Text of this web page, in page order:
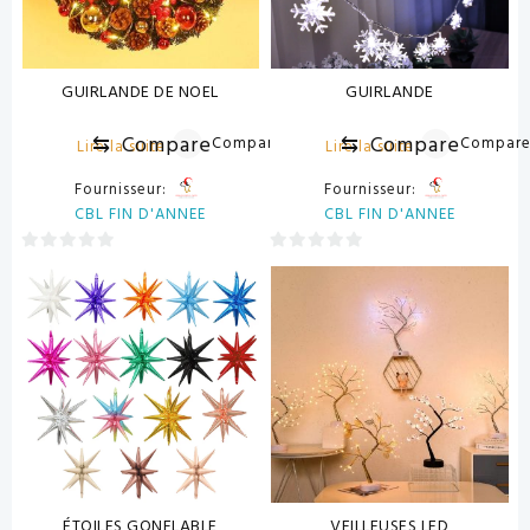
GUIRLANDE DE NOEL
Lire la suite
⇆ CompareCompare
Fournisseur:
CBL FIN D'ANNEE
sur
GUIRLANDE
Lire la suite
⇆ Compare
Fournisseur:
CBL FIN D'ANNEE
0